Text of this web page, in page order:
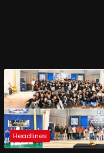
Headlines